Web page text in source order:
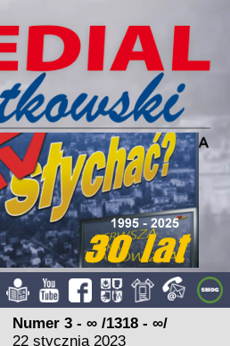
Numer 3 - ∞ /1318 - ∞/
22 stycznia 2023